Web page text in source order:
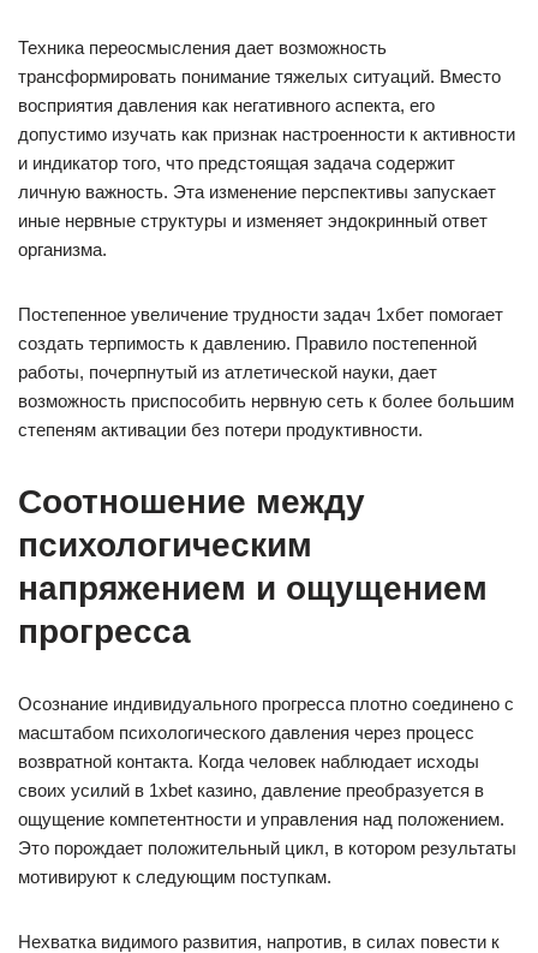
Техника переосмысления дает возможность
трансформировать понимание тяжелых ситуаций. Вместо
восприятия давления как негативного аспекта, его
допустимо изучать как признак настроенности к активности
и индикатор того, что предстоящая задача содержит
личную важность. Эта изменение перспективы запускает
иные нервные структуры и изменяет эндокринный ответ
организма.
Постепенное увеличение трудности задач 1хбет помогает
создать терпимость к давлению. Правило постепенной
работы, почерпнутый из атлетической науки, дает
возможность приспособить нервную сеть к более большим
степеням активации без потери продуктивности.
Соотношение между
психологическим
напряжением и ощущением
прогресса
Осознание индивидуального прогресса плотно соединено с
масштабом психологического давления через процесс
возвратной контакта. Когда человек наблюдает исходы
своих усилий в 1xbet казино, давление преобразуется в
ощущение компетентности и управления над положением.
Это порождает положительный цикл, в котором результаты
мотивируют к следующим поступкам.
Нехватка видимого развития, напротив, в силах повести к